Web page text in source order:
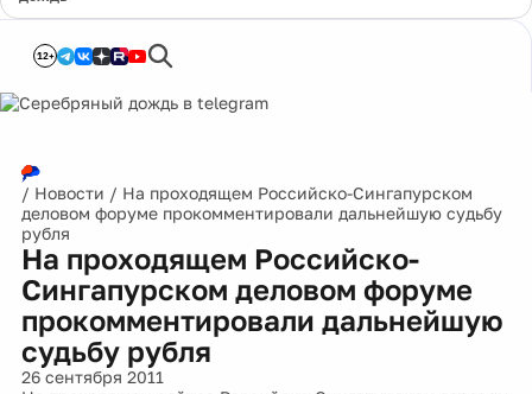
12+
/ Новости / На проходящем Российско-Сингапурском
деловом форуме прокомментировали дальнейшую судьбу
рубля
На проходящем Российско-
Сингапурском деловом форуме
прокомментировали дальнейшую
судьбу рубля
26 сентября 2011